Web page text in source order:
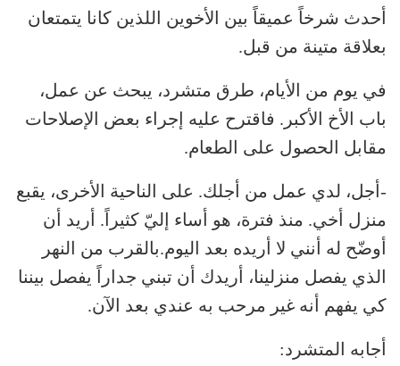
أحدث شرخاً عميقاً بين الأخوين اللذين كانا يتمتعان
بعلاقة متينة من قبل.
في يوم من الأيام، طرق متشرد، يبحث عن عمل،
باب الأخ الأكبر. فاقترح عليه إجراء بعض الإصلاحات
مقابل الحصول على الطعام.
-أجل، لدي عمل من أجلك. على الناحية الأخرى، يقبع
منزل أخي. منذ فترة، هو أساء إليّ كثيراً. أريد أن
أوضّح له أنني لا أريده بعد اليوم.بالقرب من النهر
الذي يفصل منزلينا، أريدك أن تبني جداراً يفصل بيننا
كي يفهم أنه غير مرحب به عندي بعد الآن.
أجابه المتشرد: